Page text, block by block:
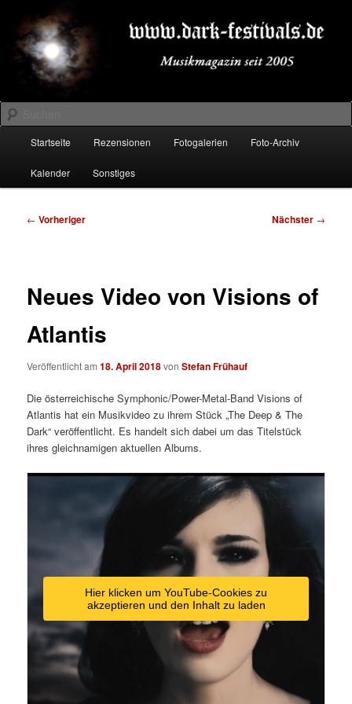
primären
Inhalt
springenDARK-FESTIVALS.DE
Suchen
Startseite Rezensionen Fotogalerien Foto-Archiv
Kalender Sonstiges
Beitragsnavigation
← Vorheriger Nächster →
Neues Video von Visions of
Atlantis
Veröffentlicht am18. April 2018vonStefan Frühauf
Die österreichische Symphonic/Power-Metal-Band Visions of
Atlantis hat ein Musikvideo zu ihrem Stück „The Deep & The
Dark“ veröffentlicht. Es handelt sich dabei um das Titelstück
ihres gleichnamigen aktuellen Albums.
Hier klicken um YouTube-Cookies zu
akzeptieren und den Inhalt zu laden